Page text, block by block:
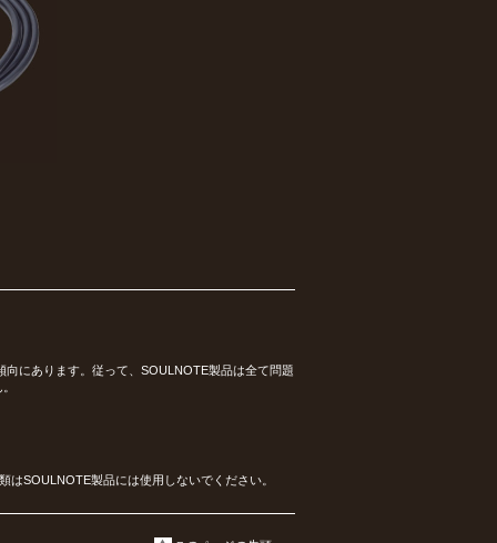
にあります。従って、SOULNOTE製品は全て問題
SOULNOTE製品には使用しないでください。